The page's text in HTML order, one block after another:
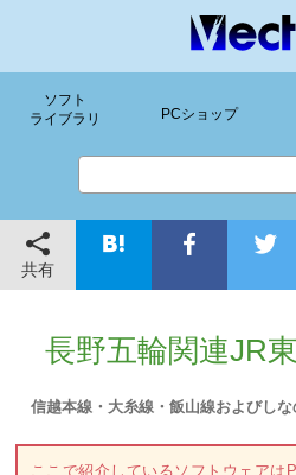
ソフト
ライブラリ
PCショップ
共有
長野五輪関連JR
信越本線・大糸線・飯山線およびし
ここで紹介しているソフトウェアは